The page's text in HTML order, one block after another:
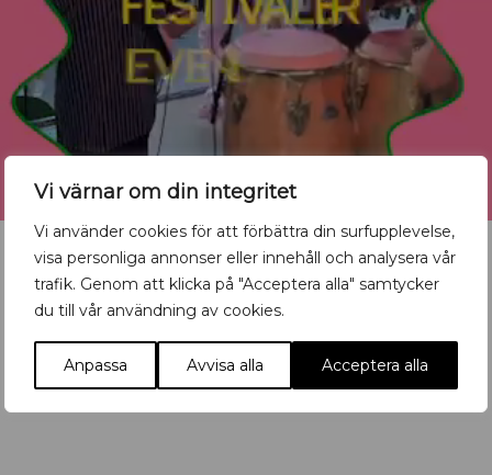
Vi värnar om din integritet
Vi använder cookies för att förbättra din surfupplevelse,
visa personliga annonser eller innehåll och analysera vår
trafik. Genom att klicka på "Acceptera alla" samtycker
du till vår användning av cookies.
Anpassa Avvisa alla Acceptera alla
Vill du synas med ditt
evenemang?